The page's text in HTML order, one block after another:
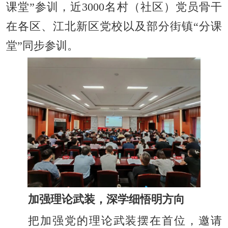
课堂”参训，近3000名村（社区）党员骨干
在各区、江北新区党校以及部分街镇“分课
堂”同步参训。
加强理论武装，深学细悟明方向
把加强党的理论武装摆在首位，邀请